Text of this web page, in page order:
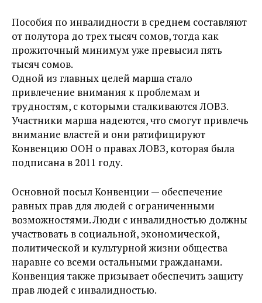
Пособия по инвалидности в среднем составляют
от полутора до трех тысяч сомов, тогда как
прожиточный минимум уже превысил пять
тысяч сомов.
Одной из главных целей марша стало
привлечение внимания к проблемам и
трудностям, с которыми сталкиваются ЛОВЗ.
Участники марша надеются, что смогут привлечь
внимание властей и они ратифицируют
Конвенцию ООН о правах ЛОВЗ, которая была
подписана в 2011 году.
Основной посыл Конвенции — обеспечение
равных прав для людей с ограниченными
возможностями. Люди с инвалидностью должны
участвовать в социальной, экономической,
политической и культурной жизни общества
наравне со всеми остальными гражданами.
Конвенция также призывает обеспечить защиту
прав людей с инвалидностью.